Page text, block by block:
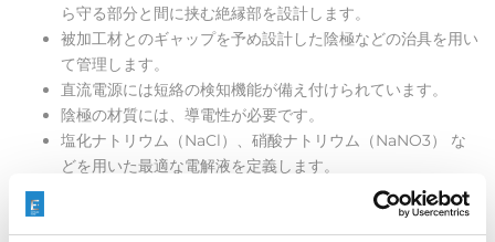
ら守る部分と間に挟む絶縁部を設計します。
被加工材とのギャップを予め設計した陰極などの治具を用い
て管理します。
直流電源には短絡の検知機能が備え付けられています。
陰極の材質には、導電性が必要です。
塩化ナトリウム（NaCl）、硝酸ナトリウム（NaNO3） な
どを用いた最適な電解液を定義します。